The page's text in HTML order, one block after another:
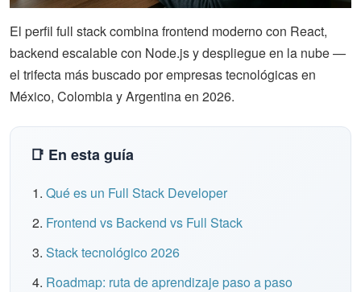
El perfil full stack combina frontend moderno con React,
backend escalable con Node.js y despliegue en la nube —
el trifecta más buscado por empresas tecnológicas en
México, Colombia y Argentina en 2026.
📑 En esta guía
Qué es un Full Stack Developer
Frontend vs Backend vs Full Stack
Stack tecnológico 2026
Roadmap: ruta de aprendizaje paso a paso